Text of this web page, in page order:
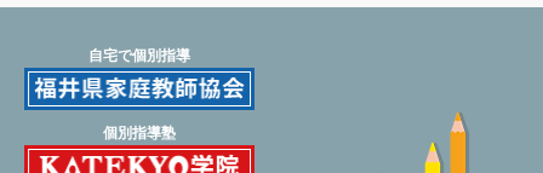
自宅で個別指導
個別指導塾